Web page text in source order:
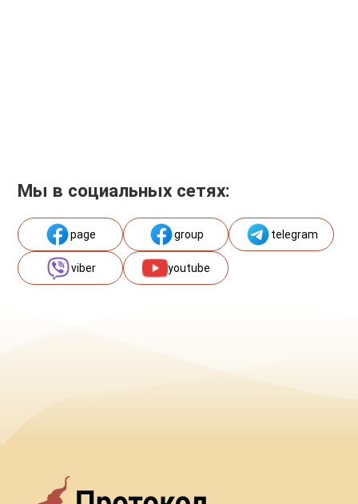
Мы в социальных сетях:
page group telegram
viber youtube